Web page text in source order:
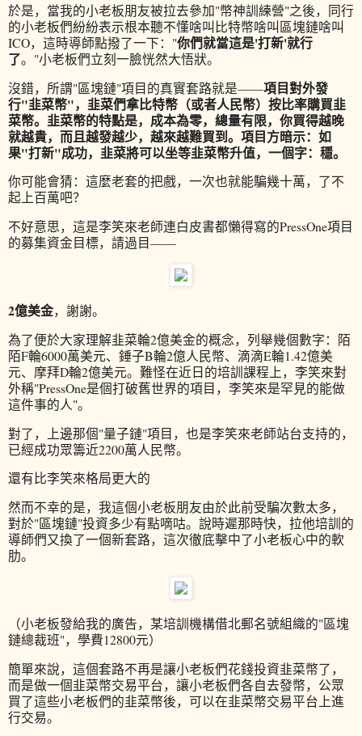
於是，當我的小老板朋友被拉去參加"幣神訓練營"之後，同行
的小老板們紛紛表示根本聽不懂啥叫比特幣啥叫區塊鏈啥叫
ICO，這時導師點撥了一下："你們就當這是'打新'就行
了。"小老板們立刻一臉恍然大悟狀。
沒錯，所謂"區塊鏈"項目的真實套路就是——項目對外發
行"韭菜幣"，韭菜們拿比特幣（或者人民幣）按比率購買韭
菜幣。韭菜幣的特點是，成本為零，總量有限，你買得越晚
就越貴，而且越發越少，越來越難買到。項目方暗示：如
果"打新"成功，韭菜將可以坐等韭菜幣升值，一個字：穩。
你可能會猜：這麼老套的把戲，一次也就能騙幾十萬，了不
起上百萬吧？
不好意思，這是李笑來老師連白皮書都懶得寫的PressOne項目
的募集資金目標，請過目——
2億美金，謝謝。
為了便於大家理解韭菜輪2億美金的概念，列舉幾個數字：陌
陌F輪6000萬美元、錘子B輪2億人民幣、滴滴E輪1.42億美
元、摩拜D輪2億美元。難怪在近日的培訓課程上，李笑來對
外稱"PressOne是個打破舊世界的項目，李笑來是罕見的能做
這件事的人"。
對了，上邊那個"量子鏈"項目，也是李笑來老師站台支持的，
已經成功眾籌近2200萬人民幣。
還有比李笑來格局更大的
然而不幸的是，我這個小老板朋友由於此前受騙次數太多，
對於"區塊鏈"投資多少有點嘀咕。說時遲那時快，拉他培訓的
導師們又換了一個新套路，這次徹底擊中了小老板心中的軟
肋。
（小老板發給我的廣告，某培訓機構借北郵名號組織的"區塊
鏈總裁班"，學費12800元）
簡單來說，這個套路不再是讓小老板們花錢投資韭菜幣了，
而是做一個韭菜幣交易平台，讓小老板們各自去發幣，公眾
買了這些小老板們的韭菜幣後，可以在韭菜幣交易平台上進
行交易。